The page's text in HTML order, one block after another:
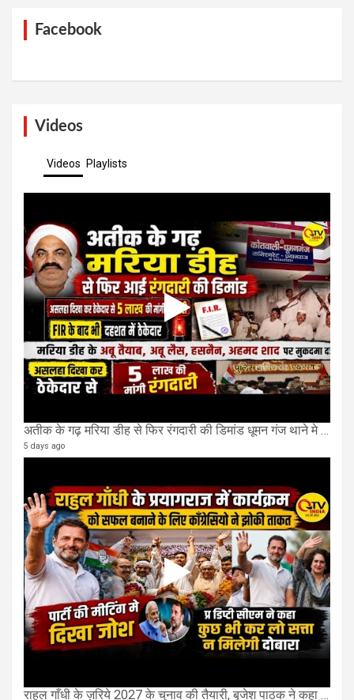
Facebook
Videos
Videos Playlists
अतीक के गढ़ मरिया डीह से फिर रंगदारी की डिमांड धूमन गंज थाने मे 4 के खिलाफ मुकदमा दर्ज
5 days ago
राहुल गाँधी के ज़रिये 2027 के चुनाव की तैयारी, बृजेश पाठक ने कहा चुक चुकी हैं कांग्रेस